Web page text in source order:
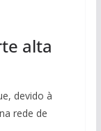
alta
devido à
rede de